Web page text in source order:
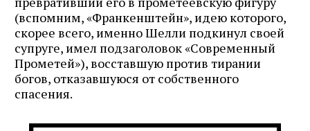
(вспомним, «Франкенштейн», идею которого,
скорее всего, именно Шелли подкинул своей
супруге, имел подзаголовок «Современный
Прометей»), восставшую против тирании
богов, отказавшуюся от собственного
спасения.